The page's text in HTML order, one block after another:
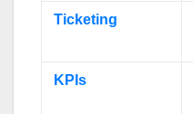
Ticketing
KPIs